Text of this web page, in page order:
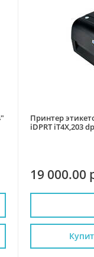
Принтер
iDPRT iT4X,203
19 000.00